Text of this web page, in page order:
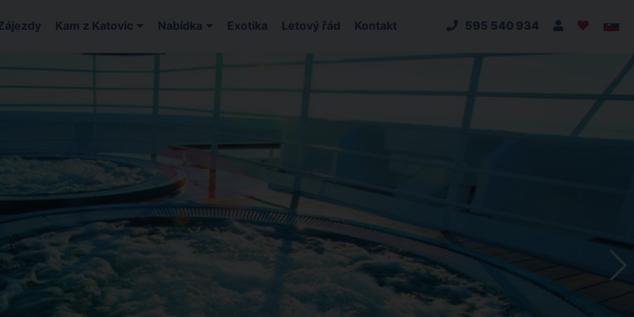
Kam z Katovic Nabídka Exotika Letový řád Kontakt 595 540 934